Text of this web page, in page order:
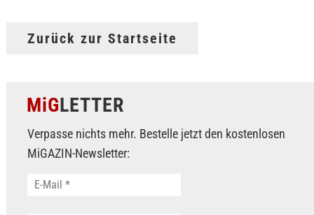
Zurück zur Startseite
MiGLETTER
Verpasse nichts mehr. Bestelle jetzt den kostenlosen
MiGAZIN-Newsletter: